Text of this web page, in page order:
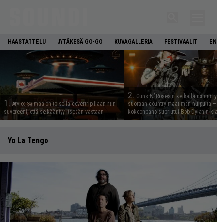
HAASTATTELU JYTÄKESÄ GO-GO KUVAGALLERIA FESTIVAALIT
1. Arvio: Saimaa on toisella covertripillään niin
suvereeni, että se kääntyy itseään vastaan
2. Guns N’ Rosesin keikalla nähtiin
suoraan country-maailman huipulta
kokoonpano suoriutui Bob Dylanin
Yo La Tengo